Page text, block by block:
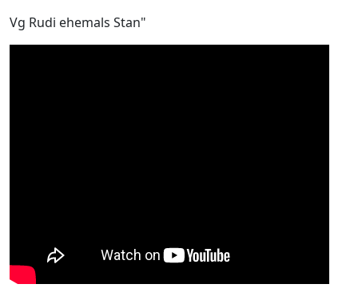
Vg Rudi ehemals Stan"